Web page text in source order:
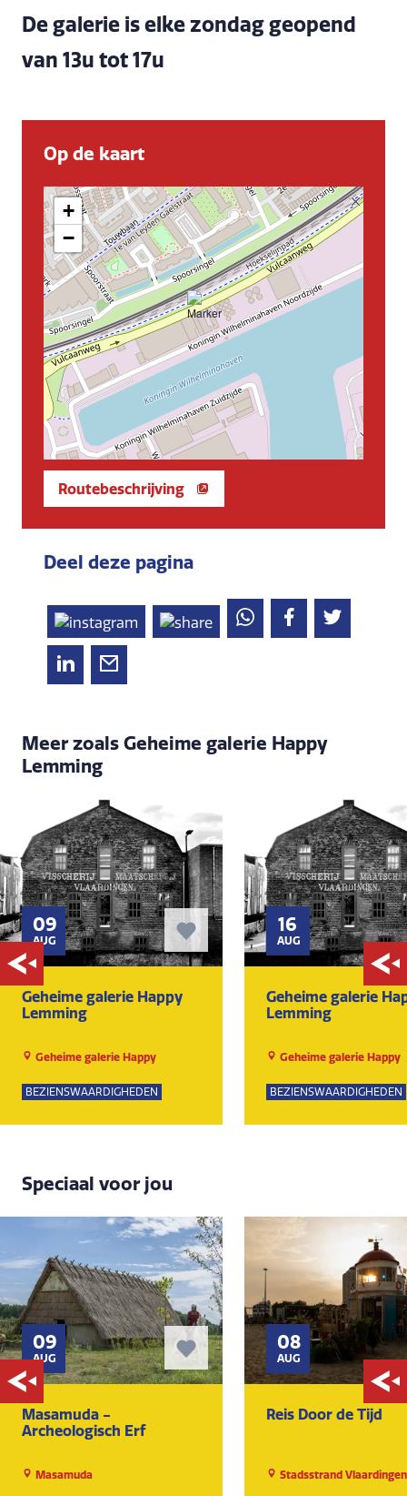
De galerie is elke zondag geopend
van 13u tot 17u
Op de kaart
+
−
Routebeschrijving
Deel deze pagina
Meer zoals Geheime galerie Happy
Lemming
09
AUG
Geheime galerie Happy
Lemming
Geheime galerie Happy
BEZIENSWAARDIGHEDEN
16
AUG
Geheime galerie
Lemming
Geheime galerie Happy
BEZIENSWAARDIGHEDEN
Speciaal voor jou
09
AUG
Masamuda -
Archeologisch Erf
Masamuda
08
AUG
Reis Door de Tijd
Stadsstrand Vlaardingen